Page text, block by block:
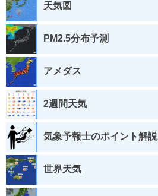
天気図
PM2.5分布予測
アメダス
2週間天気
気象予報士のポイント解説
世界天気